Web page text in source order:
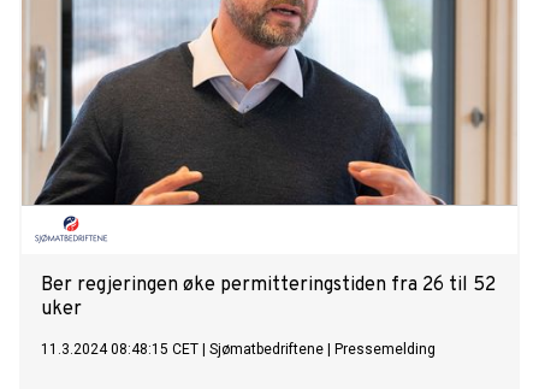
Ber regjeringen øke permitteringstiden fra 26 til 52
uker
11.3.2024 08:48:15 CET Sjømatbedriftene Pressemelding